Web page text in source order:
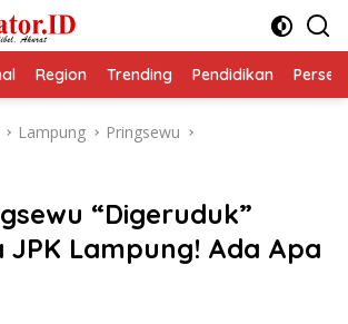
Region Trending Pendidikan
Lampung Pringsewu
“Digeruduk”
JPK Lampung! Ada Apa